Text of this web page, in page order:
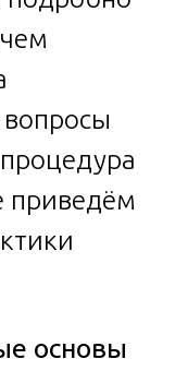
приведём
основы